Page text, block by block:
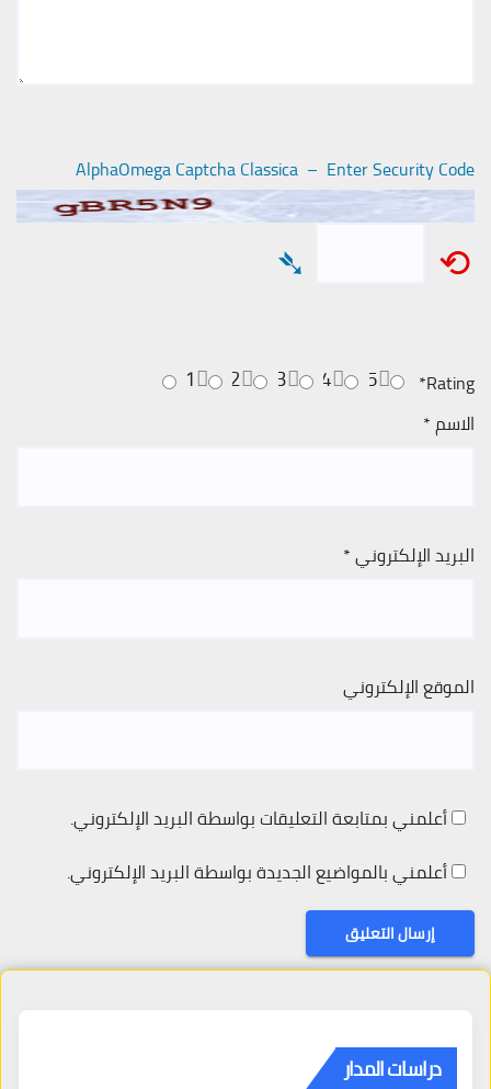
AlphaOmega Captcha Classica – Enter Security Code
⟲
➴
Rating
*
5
4
3
2
1
الاسم*
البريد الإلكتروني*
الموقع الإلكتروني
أعلمني بمتابعة التعليقات بواسطة البريد الإلكتروني.
أعلمني بالمواضيع الجديدة بواسطة البريد الإلكتروني.
دراسات المدار